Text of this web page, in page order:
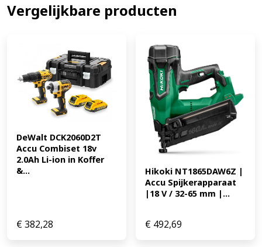
technologie schakelt LED in bij het vastpakken van de
handgreep * Riemhaak is links of rechts te bevestigen
Magazijncapaciteit 105 * Magazijncapaciteit
splitpennen 105 * Nagelcapaciteit (mm) 15-50 *
Nageltype (mm) 1.2 * ACCU * Aantal meegeleverde
accu's 0 * Capaciteit accu (Ah) - * Lader inbegrepen Nee
* Motor 18V * GEWICHT * Gewicht (kg) - * EAN:
4892210196200 271.63
Vergelijkbare producten
DeWalt DCK2060D2T
Accu Combiset 18v
2.0Ah Li-ion in Koffer
&...
€382,28
Hikoki NT1865DAW6Z |
Accu Spijkerapparaat
|18 V / 32-65 mm |...
€ 492,69